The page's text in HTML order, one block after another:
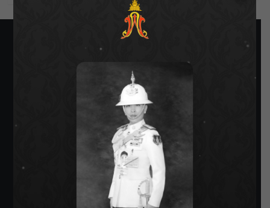
SIAMRATH VARIETY
THE BEST ENTERTAINMENT